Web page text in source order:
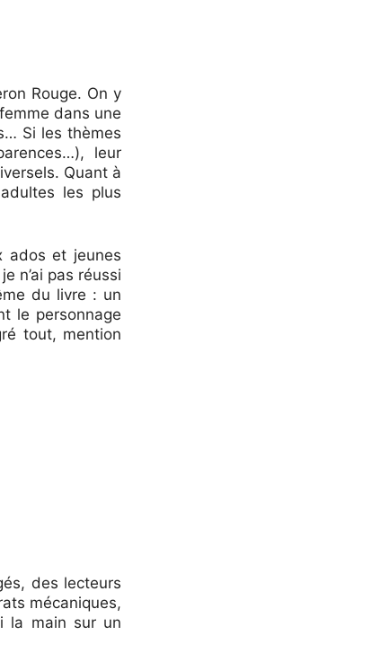
Rouge. On y
dans une
Si les thèmes
leur
Quant à
les plus
ados et jeunes
n’ai pas réussi
du livre : un
le personnage
tout, mention
des lecteurs
mécaniques,
la main sur un